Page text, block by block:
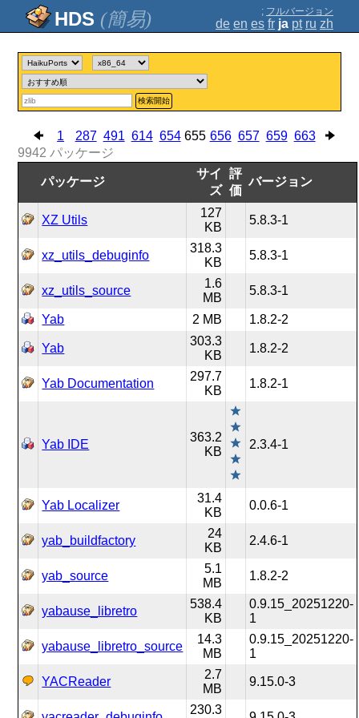
(簡易) ; フルバージョン
de en es fr ja pt ru zh
検索開始
1 287 491 614 654 655 656 657 659 663
9942 パッケージ
パッケージ
サイ
ズ
評
価
バージョン
XZ Utils
127
KB
5.8.3-1
xz_utils_debuginfo
318.3
KB
5.8.3-1
xz_utils_source
1.6
MB
5.8.3-1
Yab 2 MB 1.8.2-2
Yab
303.3
KB
1.8.2-2
Yab Documentation
297.7
KB
1.8.2-1
Yab IDE
363.2
KB
2.3.4-1
Yab Localizer
31.4
KB
0.0.6-1
yab_buildfactory
24
KB
2.4.6-1
yab_source
5.1
MB
1.8.2-2
yabause_libretro
538.4
KB
0.9.15_20251220-
1
yabause_libretro_source
14.3
MB
0.9.15_20251220-
1
YACReader
2.7
MB
9.15.0-3
230.3